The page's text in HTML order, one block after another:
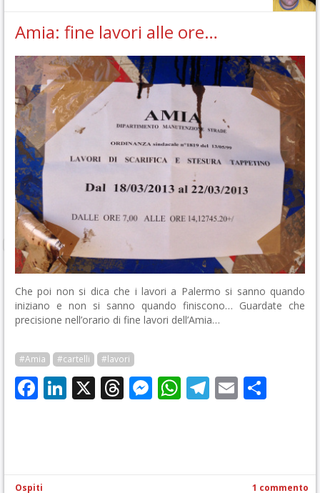
Amia: fine lavori alle ore…
Che poi non si dica che i lavori a Palermo si sanno quando
iniziano e non si sanno quando finiscono… Guardate che
precisione nell’orario di fine lavori dell’Amia…
#Amia #cartelli #lavori
Facebook
LinkedIn
X Threads
Messenger
WhatsApp
Telegram
Email
Ospiti 1 commento